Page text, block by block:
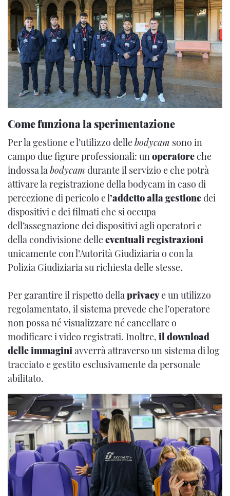
Come funziona la sperimentazione
Per la gestione e l’utilizzo dellebodycam sono in
campo due figure professionali: un operatoreche
indossa la bodycam durante il servizio e che potrà
attivare la registrazione della bodycam in caso di
percezione di pericolo e l’addetto alla gestionedei
dispositivi e dei filmati che si occupa
dell’assegnazione dei dispositivi agli operatori e
della condivisione delleeventuali registrazioni
unicamente con l’Autorità Giudiziaria o con la
Polizia Giudiziaria su richiesta delle stesse.
Per garantire il rispetto della privacye un utilizzo
regolamentato, il sistema prevede che l’operatore
non possa né visualizzare né cancellare o
modificare i video registrati. Inoltre, il download
delle immagini avverrà attraverso un sistema di log
tracciato e gestito esclusivamente da personale
abilitato.